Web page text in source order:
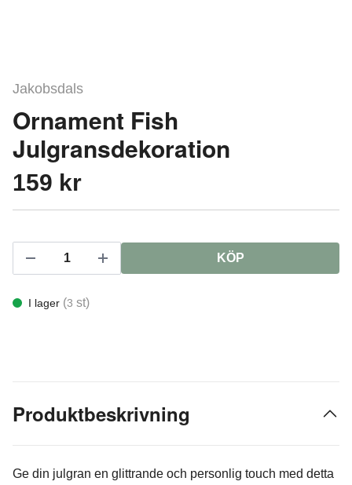
Jakobsdals
Ornament Fish
Julgransdekoration
159 kr
KÖP
I lager (3 st)
Produktbeskrivning
Ge din julgran en glittrande och personlig touch med detta